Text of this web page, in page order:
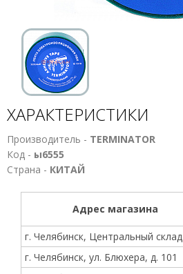
ХАРАКТЕРИСТИКИ
Производитель - TERMINATOR
Код - ы6555
Страна - КИТАЙ
Адрес магазина
г. Челябинск, Центральный склад
г. Челябинск, ул. Блюхера, д. 101